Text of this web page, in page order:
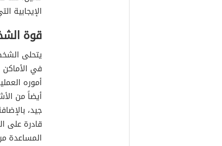
الإيجابية
قوة
يتحلى
في الأماكن
أموره
أيضاً من
جيد،
قادرة على
المساعدة